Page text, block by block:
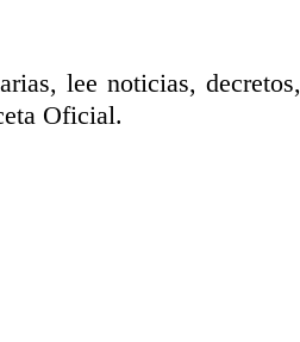
lee noticias, decretos,
Oficial.